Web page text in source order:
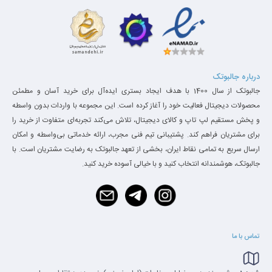
امکان را میدهند تا زاویە 170 درجەای دید داشتە باشید و دقیق مانند
کسی کە روبروی صفحە نمایش نشستە باشد، با همان کیفیت تصاویر را
مختلف دچار افت کیفیت تصویر خواهند شد.
پورت ها و اتصالات
لپ تاپ اچ پی ZBook 17 G3
از پورت های کافی و لازم برخوردار می
باشد اما برخی از پورت های قدیمی حذف شده است و با نسل جدید
اند.
درباره جالبوتک
جالبوتک از سال 1400 با هدف ایجاد بستری ایده‌آل برای خرید آسان و مطمئن
محصولات دیجیتال فعالیت خود را آغاز کرده است. این مجموعه با واردات بدون واسطه
و پخش مستقیم لپ تاپ و کالای دیجیتال، تلاش می‌کند تجربه‌ای متفاوت از خرید را
برای مشتریان فراهم کند. پشتیبانی تیم فنی مجرب، ارائه خدماتی بی‌واسطه و امکان
ارسال سریع به تمامی نقاط ایران، بخشی از تعهد جالبوتک به رضایت مشتریان است. با
جالبوتک، هوشمندانه انتخاب کنید و با خیالی آسوده خرید کنید.
تماس با ما